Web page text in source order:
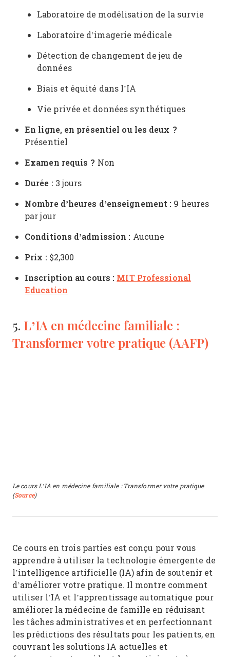
Laboratoire de modélisation de la survie
Laboratoire d’imagerie médicale
Détection de changement de jeu de
données
Biais et équité dans l’IA
Vie privée et données synthétiques
En ligne, en présentiel ou les deux ?
Présentiel
Examen requis ? Non
Durée :3 jours
Nombre d’heures d’enseignement : 9 heures
par jour
Conditions d’admission : Aucune
Prix :$2,300
Inscription au cours : MIT Professional
Education
5. L’IA en médecine familiale :
Transformer votre pratique (AAFP)
Le cours L’IA en médecine familiale : Transformer votre pratique
(Source)
Ce cours en trois parties est conçu pour vous
apprendre à utiliser la technologie émergente de
l’intelligence artificielle (IA) afin de soutenir et
d’améliorer votre pratique. Il montre comment
utiliser l’IA et l’apprentissage automatique pour
améliorer la médecine de famille en réduisant
les tâches administratives et en perfectionnant
les prédictions des résultats pour les patients, en
couvrant les solutions IA actuelles et